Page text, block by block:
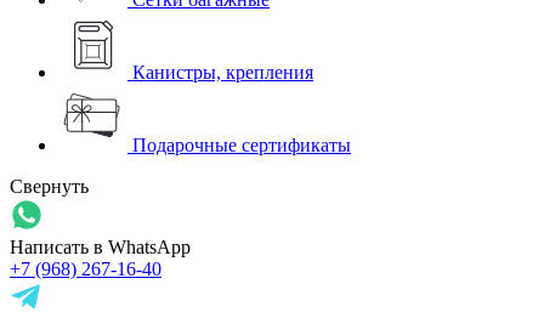
Канистры, крепления
Подарочные сертификаты
Свернуть
Написать в WhatsApp
+7 (968) 267-16-40